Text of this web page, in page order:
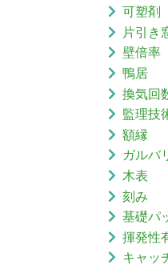
可塑剤
片引き
壁倍率
鴨居
換気回
監理技
額縁
ガルバ
木表
刻み
基礎パ
揮発性
キャッ